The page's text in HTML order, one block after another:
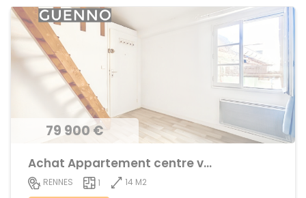
79 900 €
Achat Appartement centre ville
RENNES 1
14 M2